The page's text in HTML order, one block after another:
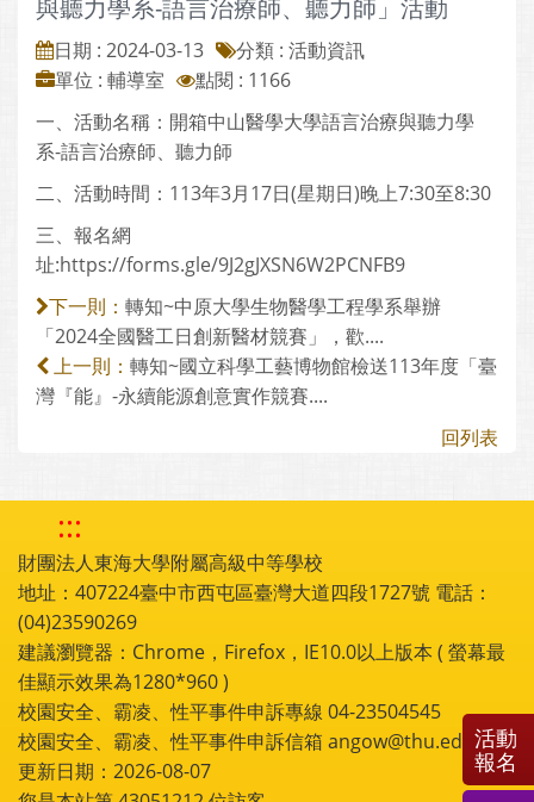
與聽力學系-語言治療師、聽力師」活動
日期 : 2024-03-13
分類 : 活動資訊
單位 : 輔導室
點閱 : 1166
一、活動名稱：開箱中山醫學大學語言治療與聽力學
系-語言治療師、聽力師
二、活動時間：113年3月17日(星期日)晚上7:30至8:30
三、報名網
址:https://forms.gle/9J2gJXSN6W2PCNFB9
下一則： 轉知~中原大學生物醫學工程學系舉辦
「2024全國醫工日創新醫材競賽」，歡....
上一則： 轉知~國立科學工藝博物館檢送113年度「臺
灣『能』-永續能源創意實作競賽....
回列表
:::
財團法人東海大學附屬高級中等學校
地址：407224臺中市西屯區臺灣大道四段1727號 電話：
(04)23590269
建議瀏覽器：Chrome，Firefox，IE10.0以上版本 ( 螢幕最
佳顯示效果為1280*960 )
校園安全、霸凌、性平事件申訴專線 04-23504545
校園安全、霸凌、性平事件申訴信箱 angow@thu.edu.tw
更新日期：2026-08-07
活動
報名